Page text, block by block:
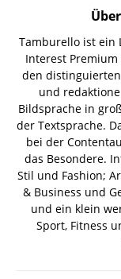
Tamburello ist ein
Interest
den
und
Bildsprache in
der Textsprache.
bei der
das Besondere.
Stil und Fashion;
& Business und
und ein klein
Sport, Fitness